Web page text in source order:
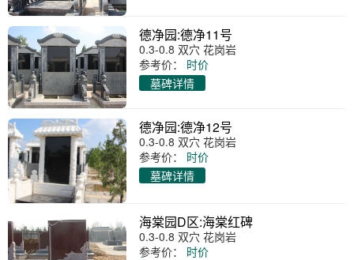
德净园:德净11号
0.3-0.8 双穴 花岗岩
参考价：
时价
墓碑详情
德净园:德净12号
0.3-0.8 双穴 花岗岩
参考价：
时价
墓碑详情
海棠园D区:海棠红碑
0.3-0.8 双穴 花岗岩
参考价：
时价